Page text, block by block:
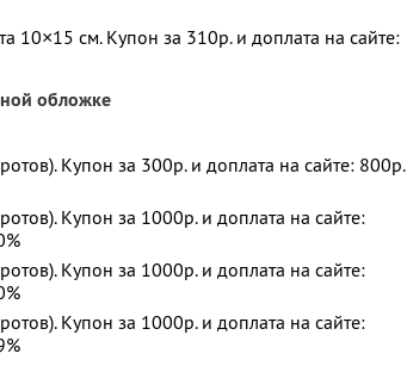
см. Купон за 310р. и доплата на сайте:
обложке
Купон за 300р. и доплата на сайте: 800р.
Купон за 1000р. и доплата на сайте:
Купон за 1000р. и доплата на сайте:
Купон за 1000р. и доплата на сайте: